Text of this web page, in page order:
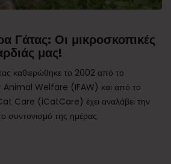
Γάτας: Οι μικροσκοπικές
μας!
καθιερώθηκε το 2002 από το
Welfare (IFAW) και από το
Care (iCatCare) έχει αναλάβει την
συντονισμό της ημέρας.